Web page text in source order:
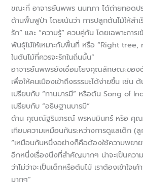
ขณะที่ อาจารย์นพพร นนทภา ได้ถ่ายทอดป
ด้านฟื้นฟูป่า โดยเน้นว่า การปลูกต้นไม้ให้สำ
รัก” และ “ความรู้” ควบคู่กัน โดยเฉพาะการเ
พันธุ์ไม้ให้เหมาะกับพื้นที่ หรือ “Right tree,
ในต้นไม้ที่ควรจะรักในถิ่นนั้น”
อาจารย์นพพรยังเชื่อมโยงคุณลักษณะของ
เพื่อให้คนเมืองเข้าถึงธรรมะได้ง่ายขึ้น เช่น
เปรียบกับ “ทานบารมี” หรือต้น Song of
เปรียบกับ “อธิษฐานบารมี”
ด้าน คุณณัฐรินภรณ์ พรหมมินทร์ หรือ คุณ
เทียบความเหมือนกันระหว่างการดูแลเด็ก
“เหมือนกันหนึ่งอย่างก็คือต้องใช้ความพย
อีกหนึ่งเรื่องนึงที่สำคัญมากๆ น่าจะเป็นควา
ว่าไม่ว่าจะเป็นเด็กหรือต้นไม้ เราต้องเข้าใจเ
มากๆ”